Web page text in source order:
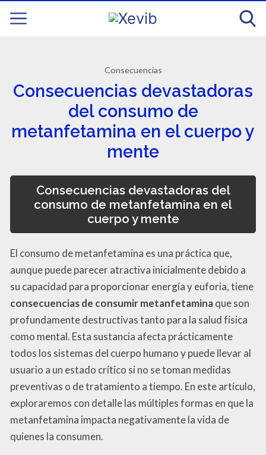
Consecuencias
Consecuencias devastadoras
del consumo de
metanfetamina en el cuerpo y
mente
Consecuencias devastadoras del
consumo de metanfetamina en el
cuerpo y mente
El consumo de metanfetamina es una práctica que,
aunque puede parecer atractiva inicialmente debido a
su capacidad para proporcionar energía y euforia, tiene
consecuencias de consumir metanfetaminaque son
profundamente destructivas tanto para la salud física
como mental. Esta sustancia afecta prácticamente
todos los sistemas del cuerpo humano y puede llevar al
usuario a un estado crítico si no se toman medidas
preventivas o de tratamiento a tiempo. En este artículo,
exploraremos con detalle las múltiples formas en que la
metanfetamina impacta negativamente la vida de
quienes la consumen.